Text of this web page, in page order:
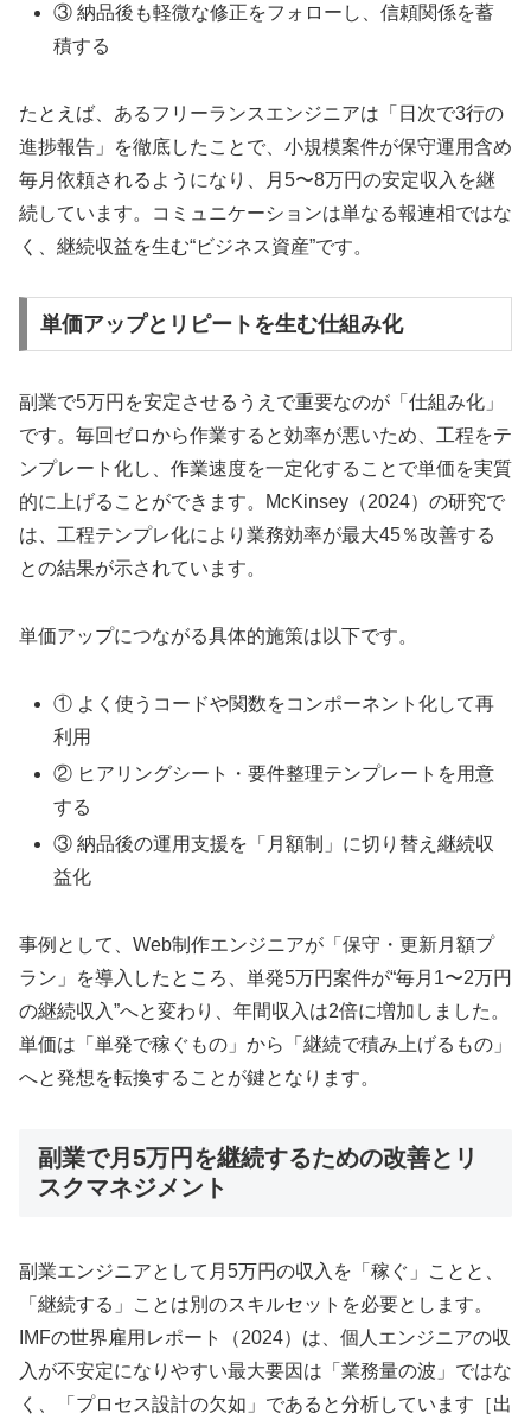
③ 納品後も軽微な修正をフォローし、信頼関係を蓄
積する
たとえば、あるフリーランスエンジニアは「日次で3行の
進捗報告」を徹底したことで、小規模案件が保守運用含め
毎月依頼されるようになり、月5〜8万円の安定収入を継
続しています。コミュニケーションは単なる報連相ではな
く、継続収益を生む“ビジネス資産”です。
単価アップとリピートを生む仕組み化
副業で5万円を安定させるうえで重要なのが「仕組み化」
です。毎回ゼロから作業すると効率が悪いため、工程をテ
ンプレート化し、作業速度を一定化することで単価を実質
的に上げることができます。McKinsey（2024）の研究で
は、工程テンプレ化により業務効率が最大45％改善する
との結果が示されています。
単価アップにつながる具体的施策は以下です。
① よく使うコードや関数をコンポーネント化して再
利用
② ヒアリングシート・要件整理テンプレートを用意
する
③ 納品後の運用支援を「月額制」に切り替え継続収
益化
事例として、Web制作エンジニアが「保守・更新月額プ
ラン」を導入したところ、単発5万円案件が“毎月1〜2万円
の継続収入”へと変わり、年間収入は2倍に増加しました。
単価は「単発で稼ぐもの」から「継続で積み上げるもの」
へと発想を転換することが鍵となります。
副業で月5万円を継続するための改善とリ
スクマネジメント
副業エンジニアとして月5万円の収入を「稼ぐ」ことと、
「継続する」ことは別のスキルセットを必要とします。
IMFの世界雇用レポート（2024）は、個人エンジニアの収
入が不安定になりやすい最大要因は「業務量の波」ではな
く、「プロセス設計の欠如」であると分析しています［出